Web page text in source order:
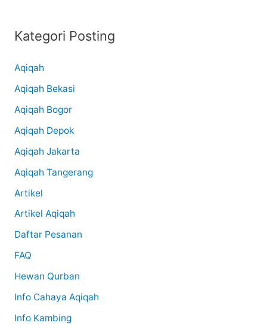
Kategori Posting
Aqiqah
Aqiqah Bekasi
Aqiqah Bogor
Aqiqah Depok
Aqiqah Jakarta
Aqiqah Tangerang
Artikel
Artikel Aqiqah
Daftar Pesanan
FAQ
Hewan Qurban
Info Cahaya Aqiqah
Info Kambing